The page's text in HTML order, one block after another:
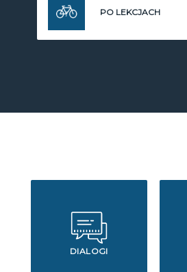
PO LEKCJACH
DIALOGI